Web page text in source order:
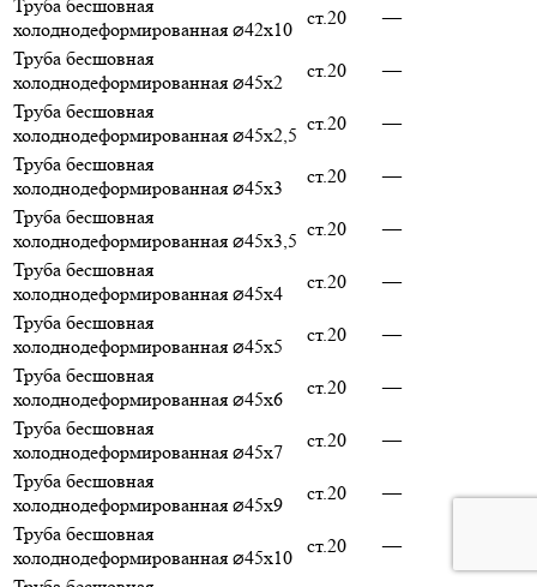
Труба бесшовная
холоднодеформированная ⌀42х10
ст.20
—
Труба бесшовная
холоднодеформированная ⌀45х2
ст.20
—
Труба бесшовная
холоднодеформированная ⌀45х2,5
ст.20
—
Труба бесшовная
холоднодеформированная ⌀45х3
ст.20
—
Труба бесшовная
холоднодеформированная ⌀45х3,5
ст.20
—
Труба бесшовная
холоднодеформированная ⌀45х4
ст.20
—
Труба бесшовная
холоднодеформированная ⌀45х5
ст.20
—
Труба бесшовная
холоднодеформированная ⌀45х6
ст.20
—
Труба бесшовная
холоднодеформированная ⌀45х7
ст.20
—
Труба бесшовная
холоднодеформированная ⌀45х9
ст.20
—
Труба бесшовная
холоднодеформированная ⌀45х10
ст.20
—